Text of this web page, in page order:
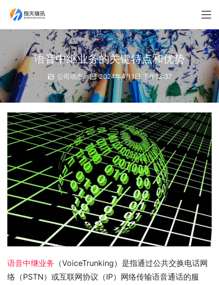
语音中继业务的关键特点和优势
公司动态 2024年4月1日 下午12:37
语音中继业务 （VoiceTrunking）是指通过公共交换电话网
络（PSTN）或互联网协议（IP）网络传输语音通话的服